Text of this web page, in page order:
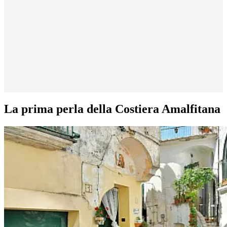
La prima perla della Costiera Amalfitana